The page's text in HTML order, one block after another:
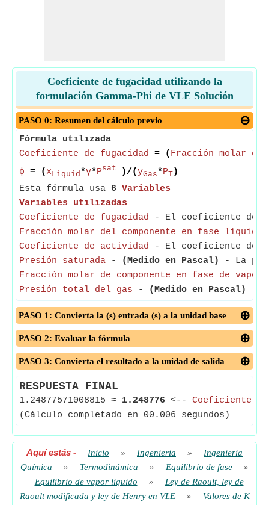
Coeficiente de fugacidad utilizando la
formulación Gamma-Phi de VLE Solución
PASO 0: Resumen del cálculo previo
Fórmula utilizada
Coeficiente de fugacidad = ( Fracción molar
ϕ = ( xLiquid*γ*Psat )/(yGas*P T )
Esta fórmula usa 6 Variables
Variables utilizadas
Coeficiente de fugacidad - El coeficiente de
Fracción molar del componente en fase líquida
Coeficiente de actividad - El coeficiente de
Presión saturada - (Medido en Pascal)
- La
Fracción molar de componente en fase de vapor
Presión total del gas - (Medido en Pascal)
PASO 1: Convierta la (s) entrada (s) a la unidad base
PASO 2: Evaluar la fórmula
PASO 3: Convierta el resultado a la unidad de salida
RESPUESTA FINAL
1.24877571008815 ≈ 1.248776 <-- Coeficiente
(Cálculo completado en 00.006 segundos)
Aquí estás - Inicio » Ingenieria »
Ingeniería
Química
» Termodinámica » Equilibrio de fase
»
Equilibrio de vapor líquido
»
Ley de Raoult, ley de
Raoult modificada y ley de Henry en VLE
» Valores de K